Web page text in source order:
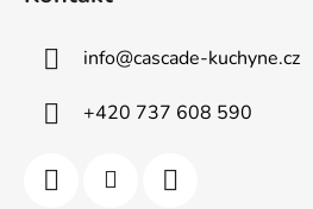
info@cascade-kuchyne.cz
+420 737 608 590